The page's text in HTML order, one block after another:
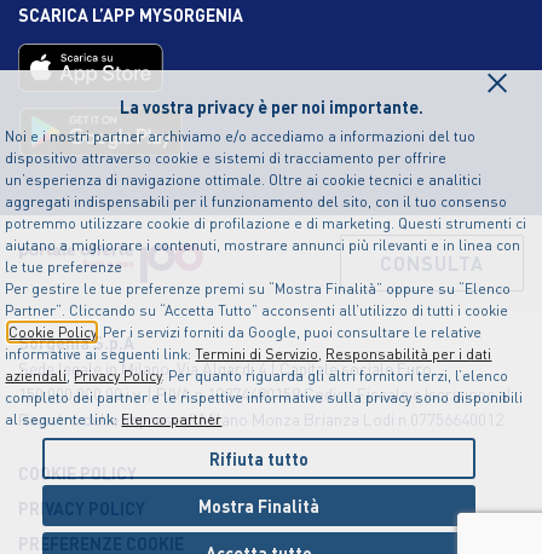
La vostra privacy è per noi importante.
Noi e i nostri partner archiviamo e/o accediamo a informazioni del tuo
dispositivo attraverso cookie e sistemi di tracciamento per offrire
un’esperienza di navigazione ottimale. Oltre ai cookie tecnici e analitici
aggregati indispensabili per il funzionamento del sito, con il tuo consenso
potremmo utilizzare cookie di profilazione e di marketing. Questi strumenti ci
aiutano a migliorare i contenuti, mostrare annunci più rilevanti e in linea con
le tue preferenze
Per gestire le tue preferenze premi su “Mostra Finalità” oppure su “Elenco
Partner”. Cliccando su “Accetta Tutto” acconsenti all’utilizzo di tutti i cookie
Cookie Policy. Per i servizi forniti da Google, puoi consultare le relative
informative ai seguenti link:Termini di Servizio, Responsabilità per i dati
aziendali,Privacy Policy. Per quanto riguarda gli altri fornitori terzi, l’elenco
completo dei partner e le rispettive informative sulla privacy sono disponibili
al seguente link: Elenco partner
×
Rifiuta tutto
Mostra Finalità
SCARICA L’APP MYSORGENIA
Sorgenia S.p.A
Sede legale in Milano, Via Algardi 4 | Capitale sociale Euro
150.000.000,00 i.v. | P.IVA n.12874490159 Codice Fiscale e Iscrizione al
Registro delle Imprese di Milano Monza Brianza Lodi n.07756640012
COOKIE POLICY
PRIVACY POLICY
PREFERENZE COOKIE